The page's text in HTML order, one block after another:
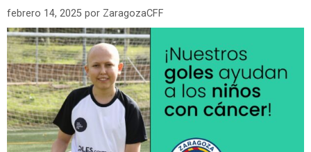
febrero 14, 2025 por ZaragozaCFF